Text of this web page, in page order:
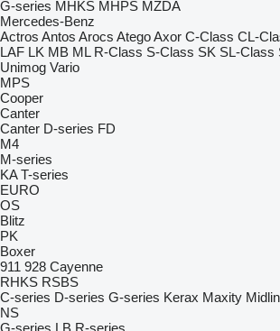
G-series MHKS MHPS MZDA
Mercedes-Benz
Actros Antos Arocs AtegoAxor C-Class CL-
LAF LK MB ML R-Class S-Class SK SL-Class
Unimog Vario
MPS
Cooper
Canter
Canter D-series FD
M4
M-series
KA T-series
EURO
OS
Blitz
PK
Boxer
911 928 Cayenne
RHKS RSBS
C-series D-series G-series Kerax Maxity
NS
G-series LB R-series